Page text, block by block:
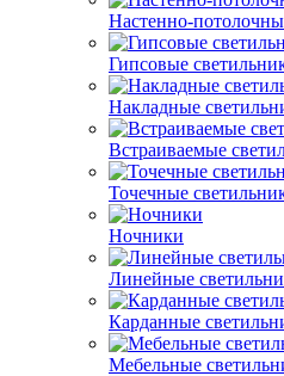
Настенно-
Гипсовые
Накладные
Встраиваемые
Точечные
Ночники
Линейные
Карданные
Мебельные